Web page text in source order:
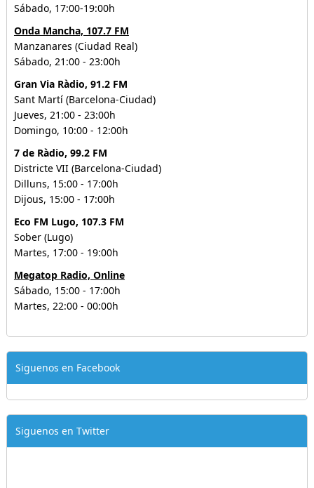
Sábado, 17:00-19:00h
Onda Mancha, 107.7 FM
Manzanares (Ciudad Real)
Sábado, 21:00 - 23:00h
Gran Via Ràdio, 91.2 FM
Sant Martí (Barcelona-Ciudad)
Jueves, 21:00 - 23:00h
Domingo, 10:00 - 12:00h
7 de Ràdio, 99.2 FM
Districte VII (Barcelona-Ciudad)
Dilluns, 15:00 - 17:00h
Dijous, 15:00 - 17:00h
Eco FM Lugo, 107.3 FM
Sober (Lugo)
Martes, 17:00 - 19:00h
Megatop Radio, Online
Sábado, 15:00 - 17:00h
Martes, 22:00 - 00:00h
Siguenos en Facebook
Siguenos en Twitter